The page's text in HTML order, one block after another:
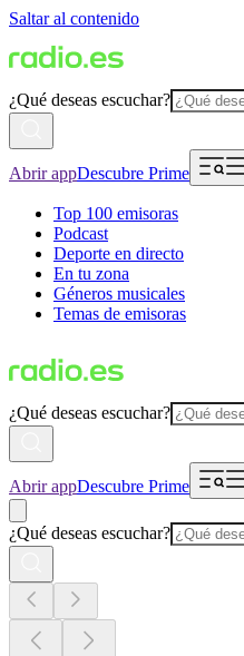
Saltar al contenido
¿Qué deseas escuchar?
Abrir appDescubre Prime
Top 100 emisoras
Podcast
Deporte en directo
En tu zona
Géneros musicales
Temas de emisoras
¿Qué deseas escuchar?
Abrir appDescubre Prime
¿Qué deseas escuchar?